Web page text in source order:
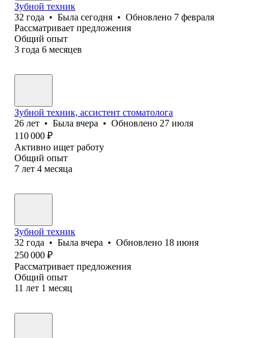
Зубной техник
32 года • Была сегодня • Обновлено 7 февраля
Рассматривает предложения
Общий опыт
3 года 6 месяцев
Зубной техник, ассистент стоматолога
26 лет • Была вчера • Обновлено 27 июля
110 000 ₽
Активно ищет работу
Общий опыт
7 лет 4 месяца
Зубной техник
32 года • Была вчера • Обновлено 18 июня
250 000 ₽
Рассматривает предложения
Общий опыт
11 лет 1 месяц